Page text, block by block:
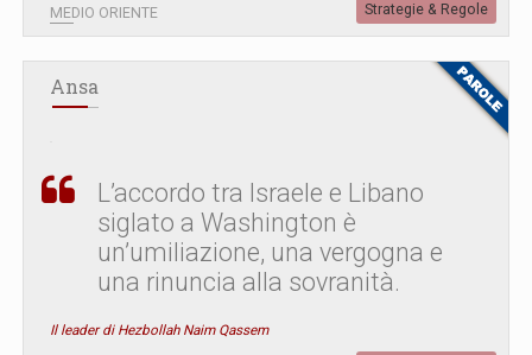
MEDIO ORIENTE Strategie & Regole
Ansa
L’accordo tra Israele e Libano
siglato a Washington è
un’umiliazione, una vergogna e
una rinuncia alla sovranità.
Il leader di Hezbollah Naim Qassem